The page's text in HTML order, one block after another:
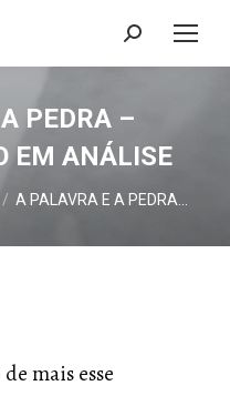
Search:
PEDRA –
EM ANÁLISE
A PALAVRA E A PEDRA…
mais esse